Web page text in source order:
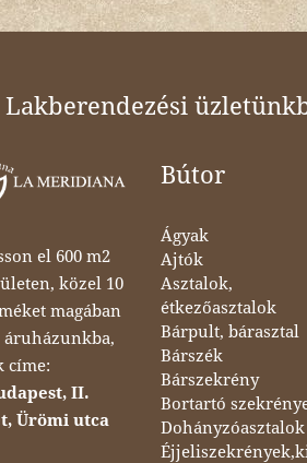
Lakberendezési
el 600 m2
közel 10
magában
címe:
II.
Ürömi utca
Bútor
Ágyak
Ajtók
Asztalok,
étkezőasztalok
Bárpult, bárasztal
Bárszék
Bárszekrény
Bortartó
Dohányzóasztalok